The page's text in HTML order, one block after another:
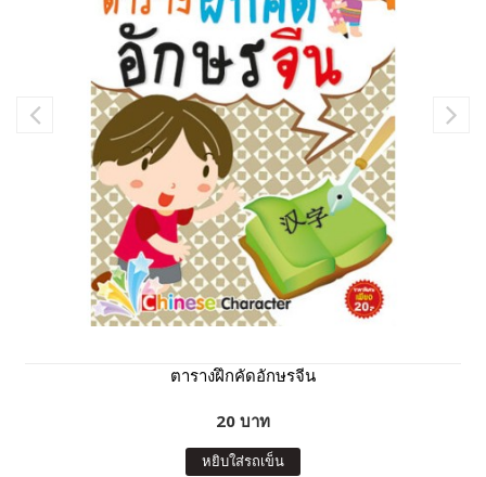
ตารางฝึกคัดอักษรจีน
20 บาท
หยิบใส่รถเข็น